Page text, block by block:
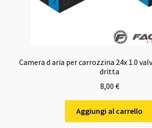
Camera d aria per carrozzina 24x 1.0
dritta
8,00 €
Aggiungi al carrello